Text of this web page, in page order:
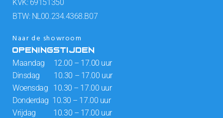
KVK: 69151350
BTW: NL00.234.4368.B07
Naar de showroom
OPENINGSTIJDEN
Maandag 12.00 – 17.00 uur
Dinsdag 10.30 – 17.00 uur
Woensdag 10.30 – 17.00 uur
Donderdag 10.30 – 17.00 uur
Vrijdag 10.30 – 17.00 uur